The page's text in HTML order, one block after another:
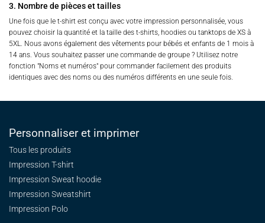
3. Nombre de pièces et tailles
Une fois que le t-shirt est conçu avec votre impression personnalisée, vous
pouvez choisir la quantité et la taille des t-shirts, hoodies ou tanktops de XS à
5XL. Nous avons également des vêtements pour bébés et enfants de 1 mois à
14 ans. Vous souhaitez passer une commande de groupe ? Utilisez notre
fonction "Noms et numéros" pour commander facilement des produits
identiques avec des noms ou des numéros différents en une seule fois.
Personnaliser et imprimer
Tous les produits
Impression T-shirt
Impression Sweat hoodie
Impression Sweatshirt
Impression Polo